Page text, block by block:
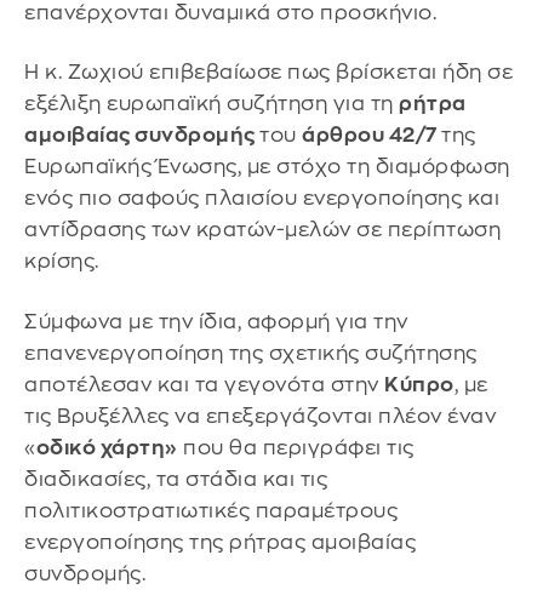
επανέρχονται δυναμικά στο προσκήνιο.
Η κ. Ζωχιού επιβεβαίωσε πως βρίσκεται ήδη σε
εξέλιξη ευρωπαϊκή συζήτηση για τη ρήτρα
αμοιβαίας συνδρομής του άρθρου 42/7 της
Ευρωπαϊκής Ένωσης, με στόχο τη διαμόρφωση
ενός πιο σαφούς πλαισίου ενεργοποίησης και
αντίδρασης των κρατών-μελών σε περίπτωση
κρίσης.
Σύμφωνα με την ίδια, αφορμή για την
επανενεργοποίηση της σχετικής συζήτησης
αποτέλεσαν και τα γεγονότα στην Κύπρο, με
τις Βρυξέλλες να επεξεργάζονται πλέον έναν
«οδικό χάρτη» που θα περιγράφει τις
διαδικασίες, τα στάδια και τις
πολιτικοστρατιωτικές παραμέτρους
ενεργοποίησης της ρήτρας αμοιβαίας
συνδρομής.